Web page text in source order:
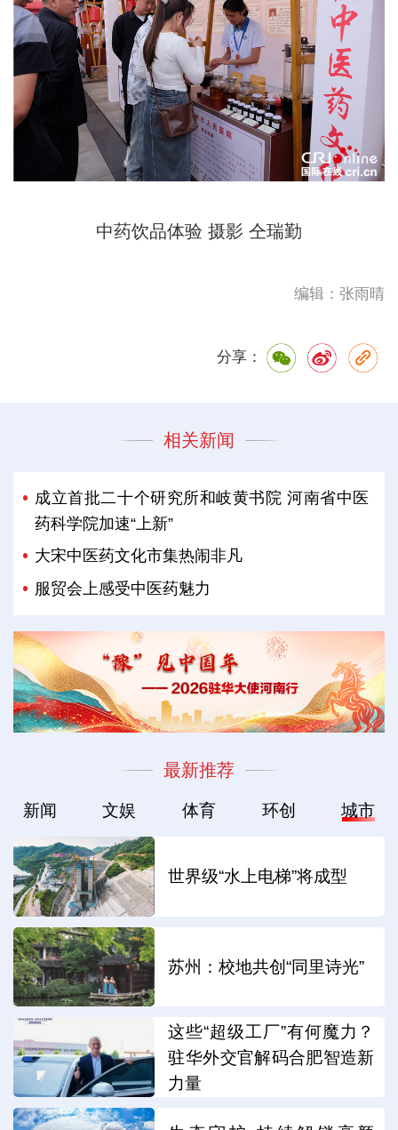
中药饮品体验 摄影 仝瑞勤
编辑：张雨晴
分享：
相关新闻
成立首批二十个研究所和岐黄书院 河南省中医
药科学院加速“上新”
大宋中医药文化市集热闹非凡
服贸会上感受中医药魅力
最新推荐
新闻 文娱 体育 环创 城市
世界级“水上电梯”将成型
苏州：校地共创“同里诗光”
这些“超级工厂”有何魔力？
驻华外交官解码合肥智造新
力量